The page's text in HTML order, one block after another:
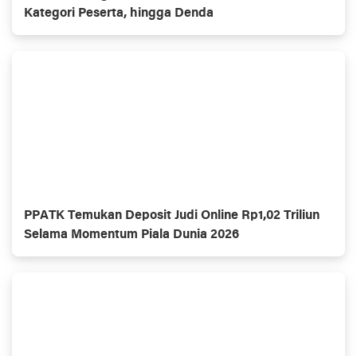
Kategori Peserta, hingga Denda
PPATK Temukan Deposit Judi Online Rp1,02 Triliun
Selama Momentum Piala Dunia 2026